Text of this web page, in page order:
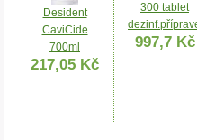
Desident
CaviCide
700ml
217,05 Kč
300 tablet
997,7 Kč